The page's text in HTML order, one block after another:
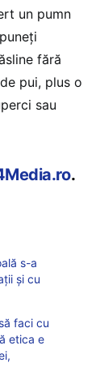
un pumn
fără
pui, plus o
sau
.
s-a
și cu
faci cu
etica e